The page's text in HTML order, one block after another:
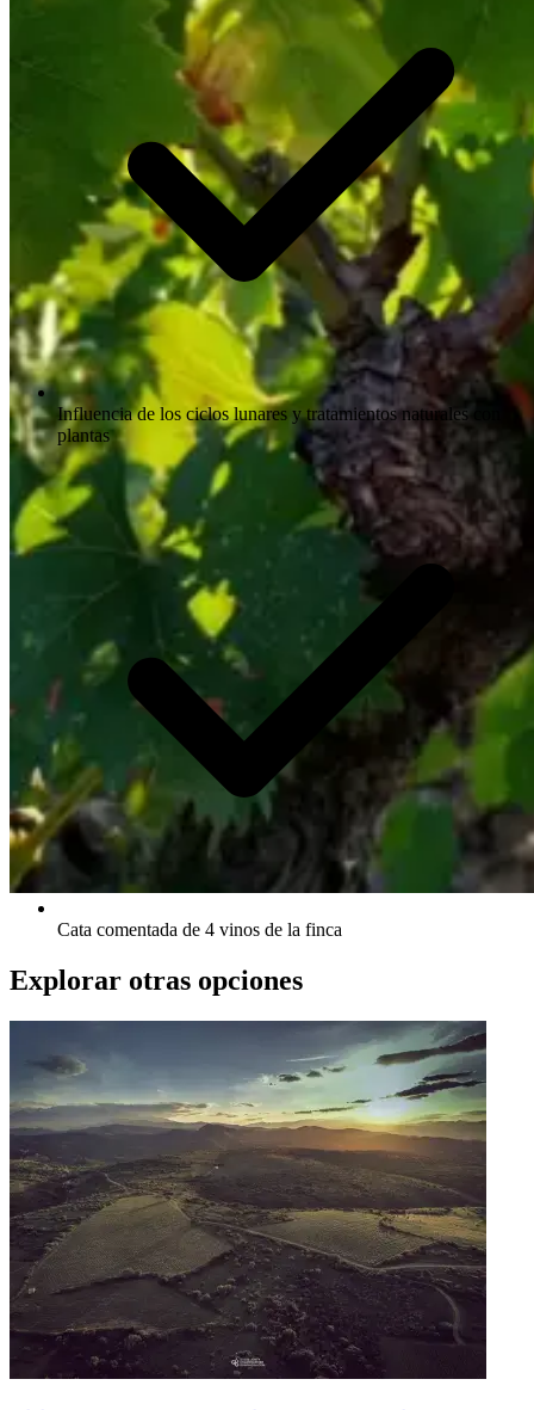
Influencia de los ciclos lunares y tratamientos naturales con
plantas
Cata comentada de 4 vinos de la finca
Explorar otras opciones